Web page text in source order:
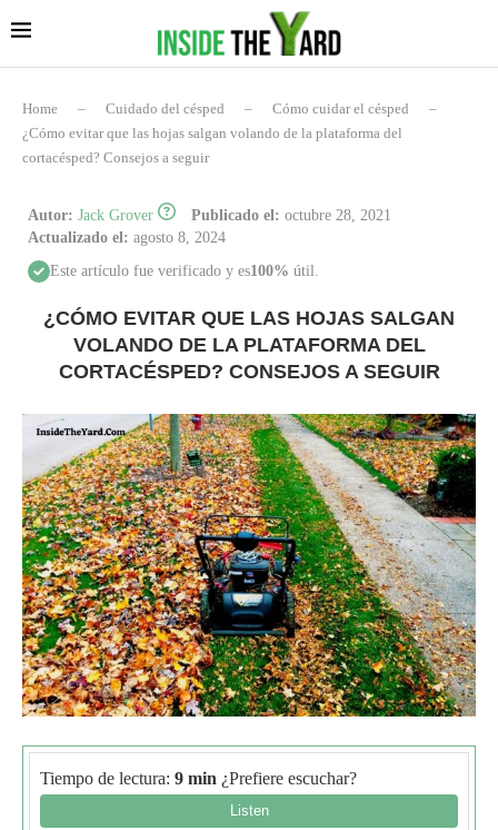
Home – Cuidado del césped – Cómo cuidar el césped
–
¿Cómo evitar que las hojas salgan volando de la plataforma del
cortacésped? Consejos a seguir
Autor: Jack Grover Publicado el: octubre 28, 2021
Actualizado el: agosto 8, 2024
Este artículo fue verificado y es100% útil.
¿CÓMO EVITAR QUE LAS HOJAS SALGAN
VOLANDO DE LA PLATAFORMA DEL
CORTACÉSPED? CONSEJOS A SEGUIR
Tiempo de lectura: 9 min ¿Prefiere escuchar?